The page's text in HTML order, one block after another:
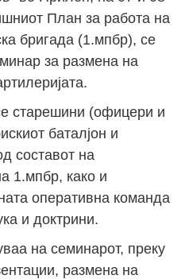
План за работа на
бригада (1.мпбр), се
за размена на
старешини (офицери и
баталјон и
составот на
1.мпбр, како и
оперативна команда
и доктрини.
на семинарот, преку
размена на